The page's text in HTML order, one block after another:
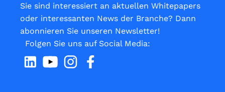
Sie sind interessiert an aktuellen Whitepapers
oder interessanten News der Branche? Dann
abonnieren Sie unseren Newsletter!
Folgen Sie uns auf Social Media: